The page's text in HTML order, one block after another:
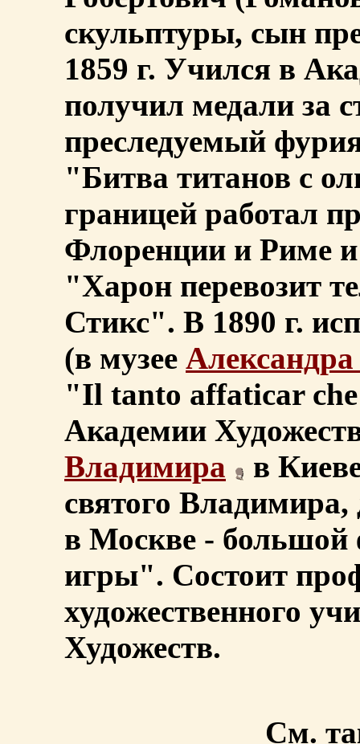
скульптуры, сын
1859 г. Учился в
получил медали за
преследуемый
"Битва титанов с
границей работал
Флоренции и Риме
"Харон перевозит
Стикс". В 1890 г.
(в музее
"Il tanto affaticar
Академии
Владимира
в
святого
в Москве -
игры". Состоит
художественного
Художеств.
См.